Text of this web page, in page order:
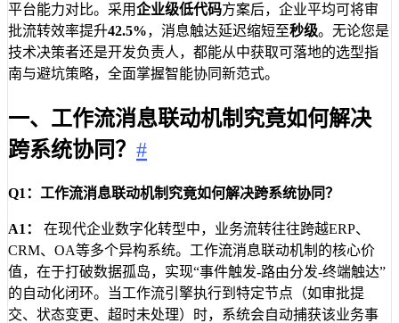
平台能力对比。采用企业级低代码方案后，企业平均可将审
批流转效率提升42.5%，消息触达延迟缩短至秒级。无论您是
技术决策者还是开发负责人，都能从中获取可落地的选型指
南与避坑策略，全面掌握智能协同新范式。
一、工作流消息联动机制究竟如何解决
跨系统协同？ #
Q1：工作流消息联动机制究竟如何解决跨系统协同？
A1：
在现代企业数字化转型中，业务流转往往跨越ERP、
CRM、OA等多个异构系统。工作流消息联动机制的核心价
值，在于打破数据孤岛，实现“事件触发-路由分发-终端触达”
的自动化闭环。当工作流引擎执行到特定节点（如审批提
交、状态变更、超时未处理）时，系统会自动捕获该业务事